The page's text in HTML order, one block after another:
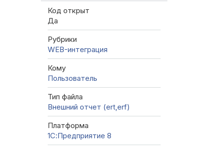
Код открыт
Да
Рубрики
WEB-интеграция
Кому
Пользователь
Тип файла
Внешний отчет (ert,erf)
Платформа
1С:Предприятие 8